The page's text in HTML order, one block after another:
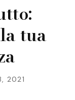
tua
2021